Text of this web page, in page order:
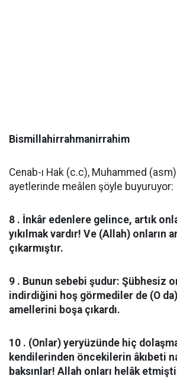
Bismillahirrahmanirrahim
Cenab-ı Hak (c.c), Muhammed
ayetlerinde meâlen şöyle buyuruyor:
8 . İnkâr edenlere gelince, artık
yıkılmak vardır! Ve (Allah) onların
çıkarmıştır.
9 . Bunun sebebi şudur: Şübhesiz
indirdiğini hoş görmediler de (O
amellerini boşa çıkardı.
10 . (Onlar) yeryüzünde hiç
kendilerinden öncekilerin âkıbeti
baksınlar! Allah onları helâk